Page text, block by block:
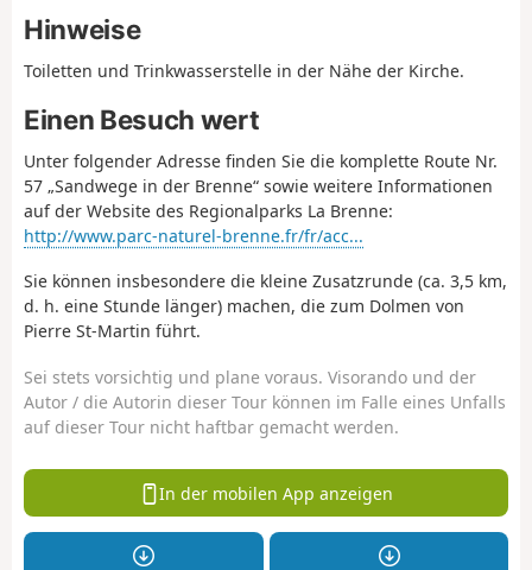
Hinweise
Toiletten und Trinkwasserstelle in der Nähe der Kirche.
Einen Besuch wert
Unter folgender Adresse finden Sie die komplette Route Nr.
57 „Sandwege in der Brenne“ sowie weitere Informationen
auf der Website des Regionalparks La Brenne:
http://www.parc-naturel-brenne.fr/fr/acc...
Sie können insbesondere die kleine Zusatzrunde (ca. 3,5 km,
d. h. eine Stunde länger) machen, die zum Dolmen von
Pierre St-Martin führt.
Sei stets vorsichtig und plane voraus. Visorando und der
Autor / die Autorin dieser Tour können im Falle eines Unfalls
auf dieser Tour nicht haftbar gemacht werden.
In der mobilen App anzeigen